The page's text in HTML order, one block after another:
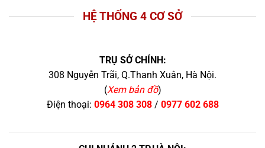
HỆ THỐNG 4 CƠ SỞ
TRỤ SỞ CHÍNH:
308 Nguyễn Trãi, Q.Thanh Xuân, Hà Nội.
(Xem bản đồ)
Điện thoại: 0964 308 308/ 0977 602 688